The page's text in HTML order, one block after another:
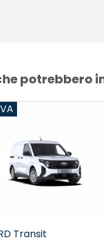
potrebbero
Transit